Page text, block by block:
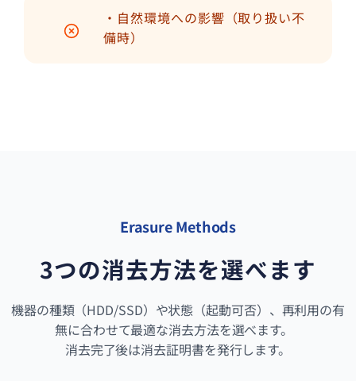
・自然環境への影響（取り扱い不
備時）
Erasure Methods
3つの消去方法を選べます
機器の種類（HDD/SSD）や状態（起動可否）、再利用の有
無に合わせて最適な消去方法を選べます。
消去完了後は消去証明書を発行します。